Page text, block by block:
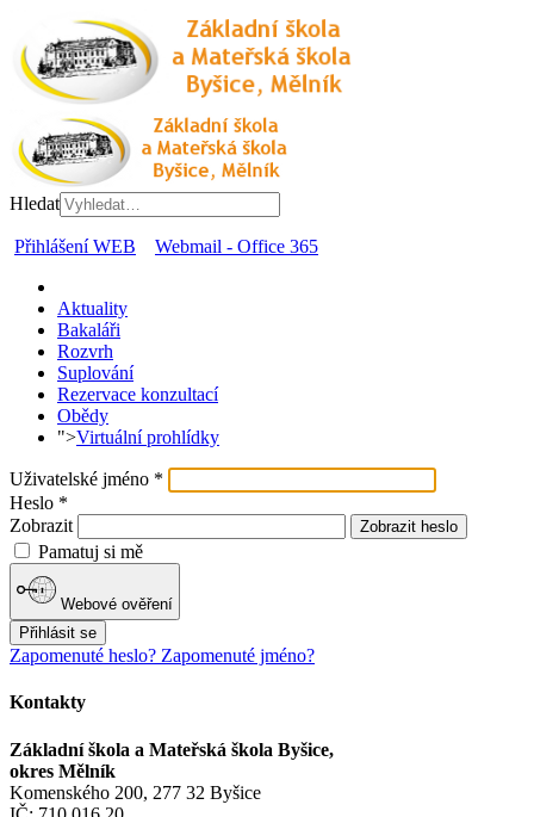
Hledat
Přihlášení WEB Webmail - Office 365
Aktuality
Bakaláři
Rozvrh
Suplování
Rezervace konzultací
Obědy
">Virtuální prohlídky
Uživatelské jméno *
Heslo *
Zobrazit
Zobrazit heslo
Pamatuj si mě
Webové ověření
Přihlásit se
Zapomenuté heslo? Zapomenuté jméno?
Kontakty
Základní škola a Mateřská škola Byšice,
okres Mělník
Komenského 200, 277 32 Byšice